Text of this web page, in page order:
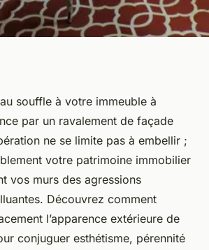
de façade à
transformez
de votre
•6 min de lecture
souffle à votre immeuble à
par un ravalement de façade
ne se limite pas à embellir ;
votre patrimoine immobilier
vos murs des agressions
Découvrez comment
l’apparence extérieure de
conjuguer esthétisme, pérennité